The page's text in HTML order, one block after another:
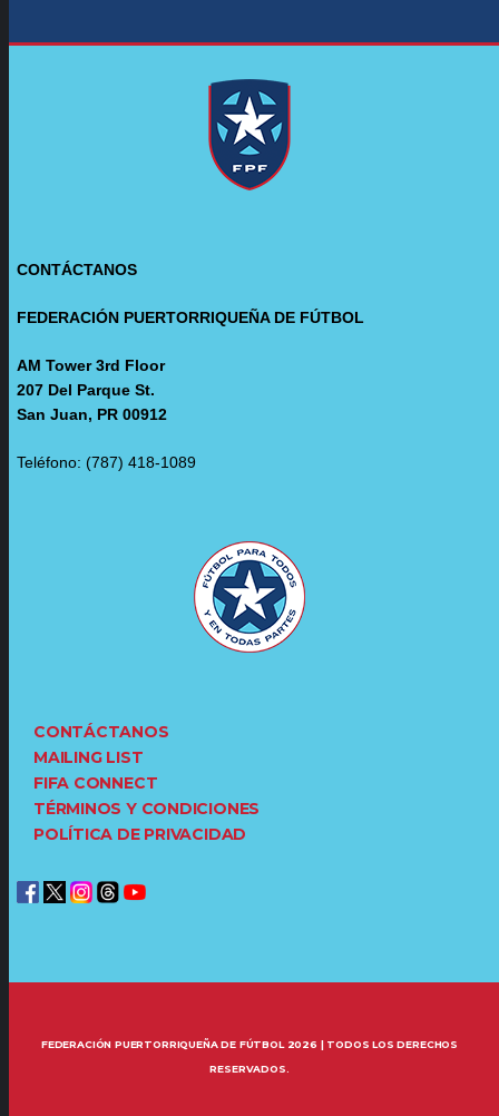
CONTÁCTANOS
FEDERACIÓN PUERTORRIQUEÑA DE FÚTBOL
AM Tower 3rd Floor
207 Del Parque St.
San Juan, PR 00912
Teléfono: (787) 418-1089
CONTÁCTANOS
MAILING LIST
FIFA CONNECT
TÉRMINOS Y CONDICIONES
POLÍTICA DE PRIVACIDAD
FEDERACIÓN PUERTORRIQUEÑA DE FÚTBOL 2026 | TODOS LOS DERECHOS
RESERVADOS.